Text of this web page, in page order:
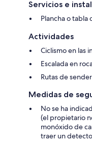
Servicios e
Plancha o tabla
Actividades
Ciclismo en las
Escalada en
Rutas de
Medidas de
No se ha
(el propietario
monóxido de
traer un